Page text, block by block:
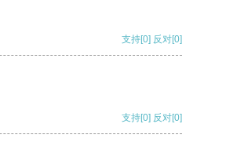
支持[0] 反对[0]
支持[0] 反对[0]